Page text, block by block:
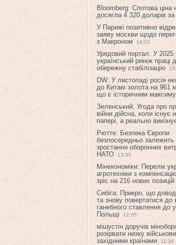
Bloomberg: Спотова ціна
досягла 4 320 доларів за
У Парижі позитивно
заяву москви щодо
з Макроном
16:03
Урядовий портал: У 2025
український ринок праці
обережну стабілізацію
DW: У листопаді росія
до Китаю золота на 961
що є історичним
Зеленський: Угода про
війни дійсна, коли існує
папері, а реально
Рютте: Безпека Європи
безпосередньо залежить
зростання оборонних
НАТО
13:35
Мінекономіки: Перелік
агротехніки з
зріс на 216 нових позицій
Сибіга: Прикро, що
та знову повертатися до
ганебного ставлення до
Польщі
12:05
мішустін доручів
розірвати низку
західними країнами
11:36